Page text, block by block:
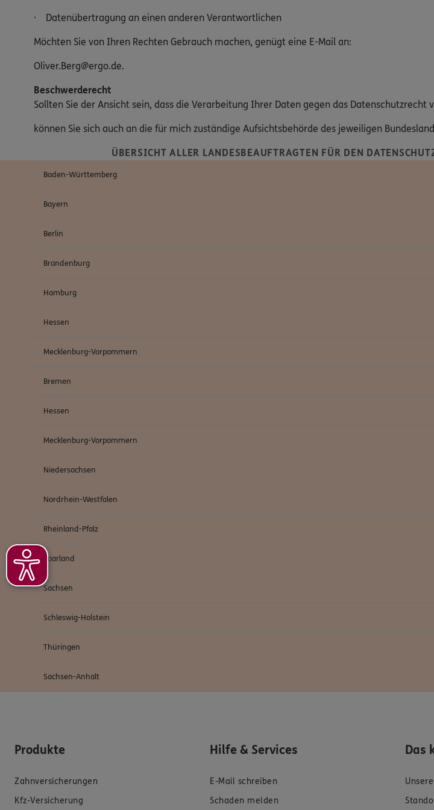
· Datenübertragung an einen anderen Verantwortlichen
Möchten Sie von Ihren Rechten Gebrauch machen, genügt eine E-Mail an:
Oliver.Berg@ergo.de.
Beschwerderecht
Sollten Sie der Ansicht sein, dass die Verarbeitung Ihrer Daten gegen das
können Sie sich auch an die für mich zuständige Aufsichtsbehörde des jeweiligen
ÜBERSICHT ALLER LANDESBEAUFTRAGTEN FÜR DEN
Baden-Württemberg
Bayern
Berlin
Brandenburg
Hamburg
Hessen
Mecklenburg-Vorpommern
Bremen
Hessen
Mecklenburg-Vorpommern
Niedersachsen
Nordrhein-Westfalen
Rheinland-Pfalz
Saarland
Sachsen
Schleswig-Holstein
Thüringen
Sachsen-Anhalt
Produkte
Zahnversicherungen
Kfz-Versicherung
Hilfe & Services
E-Mail schreiben
Schaden melden
Das